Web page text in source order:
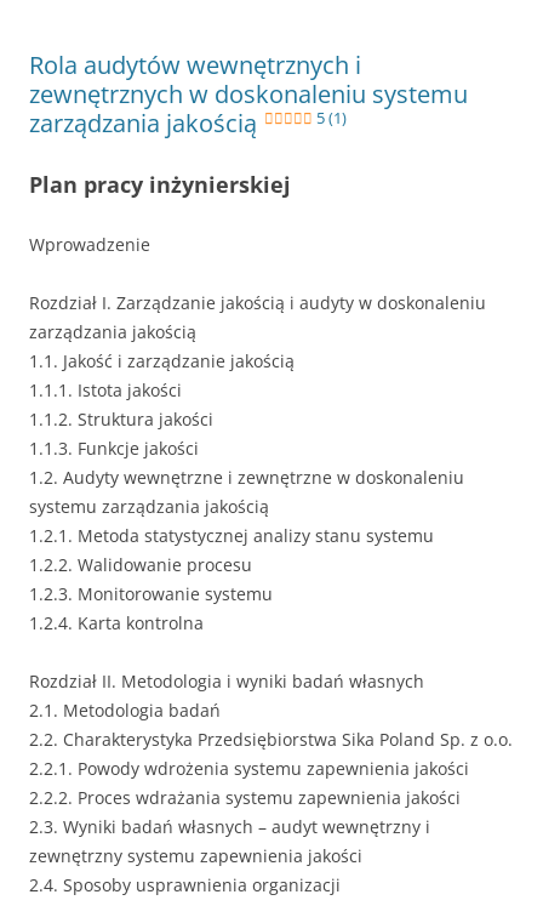
Rola audytów wewnętrznych i
zewnętrznych w doskonaleniu systemu
zarządzania jakością
5 (1)
Plan pracy inżynierskiej
Wprowadzenie
Rozdział I. Zarządzanie jakością i audyty w doskonaleniu
zarządzania jakością
1.1. Jakość i zarządzanie jakością
1.1.1. Istota jakości
1.1.2. Struktura jakości
1.1.3. Funkcje jakości
1.2. Audyty wewnętrzne i zewnętrzne w doskonaleniu
systemu zarządzania jakością
1.2.1. Metoda statystycznej analizy stanu systemu
1.2.2. Walidowanie procesu
1.2.3. Monitorowanie systemu
1.2.4. Karta kontrolna
Rozdział II. Metodologia i wyniki badań własnych
2.1. Metodologia badań
2.2. Charakterystyka Przedsiębiorstwa Sika Poland Sp. z o.o.
2.2.1. Powody wdrożenia systemu zapewnienia jakości
2.2.2. Proces wdrażania systemu zapewnienia jakości
2.3. Wyniki badań własnych – audyt wewnętrzny i
zewnętrzny systemu zapewnienia jakości
2.4. Sposoby usprawnienia organizacji